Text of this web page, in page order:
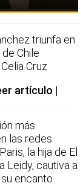
triunfa en
Chile
Cruz
artículo
más
las redes
la hija de El
Leidy, cautiva a
encanto